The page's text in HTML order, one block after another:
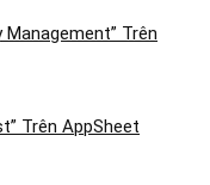
Management” Trên
Trên AppSheet